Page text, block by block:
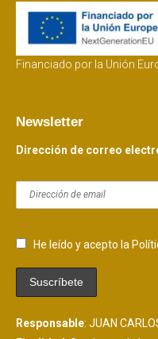
Financiado por la Unión
Newsletter
Dirección de correo
He leído y acepto la
Responsable: JUAN